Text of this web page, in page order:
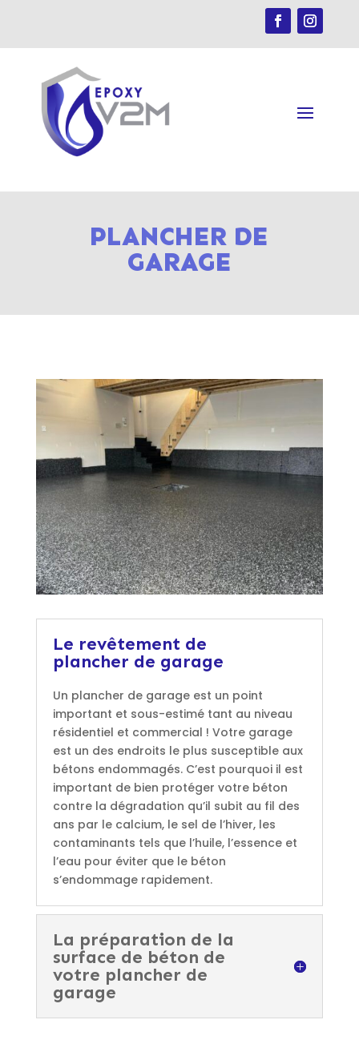
PLANCHER DE
GARAGE
Le revêtement de
plancher de garage
Un plancher de garage est un point
important et sous-estimé tant au niveau
résidentiel et commercial ! Votre garage
est un des endroits le plus susceptible aux
bétons endommagés. C’est pourquoi il est
important de bien protéger votre béton
contre la dégradation qu’il subit au fil des
ans par le calcium, le sel de l’hiver, les
contaminants tels que l’huile, l’essence et
l’eau pour éviter que le béton
s’endommage rapidement.
La préparation de la
surface de béton de
votre plancher de
garage